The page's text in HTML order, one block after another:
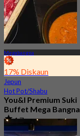
Megabangna
17% Diskaun
Jepun
Hot Pot/Shabu
You&I Premium Suki
Buffet Mega Bangna
4.7
3.6K ditempah